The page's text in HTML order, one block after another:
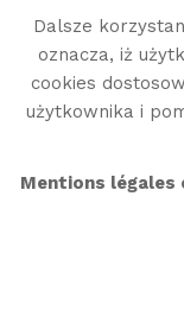
Dalsze
oznacza, iż
cookies
użytkownika i
Mentions
Witold
Salgas
"Witold